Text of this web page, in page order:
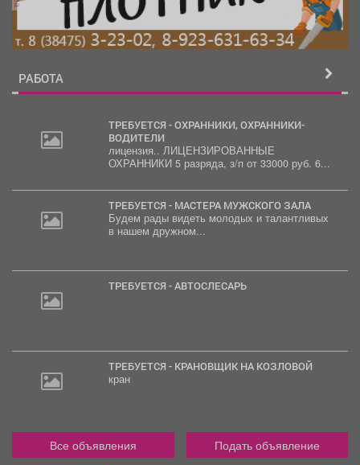
РАБОТА
ТРЕБУЕТСЯ - ОХРАННИКИ, ОХРАННИКИ-
ВОДИТЕЛИ
лицензия.. ЛИЦЕНЗИРОВАННЫЕ
ОХРАННИКИ 5 разряда, з/п от 33000 руб. 6...
ТРЕБУЕТСЯ - МАСТЕРА МУЖСКОГО ЗАЛА
Будем рады видеть молодых и талантливых
в нашем дружном...
ТРЕБУЕТСЯ - АВТОСЛЕСАРЬ
ТРЕБУЕТСЯ - КРАНОВЩИК НА КОЗЛОВОЙ
кран
Все объявления Подать объявление